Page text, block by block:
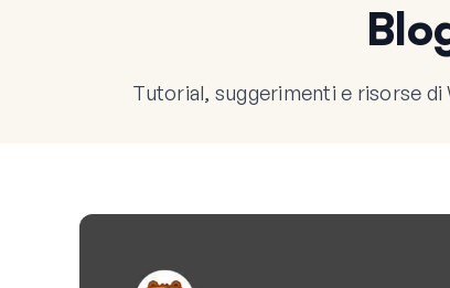
Tutorial, suggerimenti e risorse